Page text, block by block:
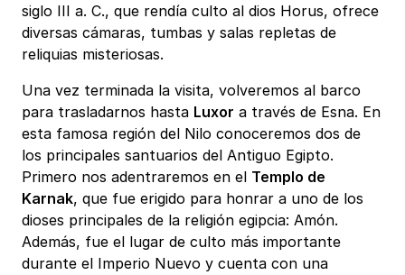
siglo III a. C., que rendía culto al dios Horus, ofrece
diversas cámaras, tumbas y salas repletas de
reliquias misteriosas.
Una vez terminada la visita, volveremos al barco
para trasladarnos hasta Luxor a través de Esna. En
esta famosa región del Nilo conoceremos dos de
los principales santuarios del Antiguo Egipto.
Primero nos adentraremos en el Templo de
Karnak, que fue erigido para honrar a uno de los
dioses principales de la religión egipcia: Amón.
Además, fue el lugar de culto más importante
durante el Imperio Nuevo y cuenta con una